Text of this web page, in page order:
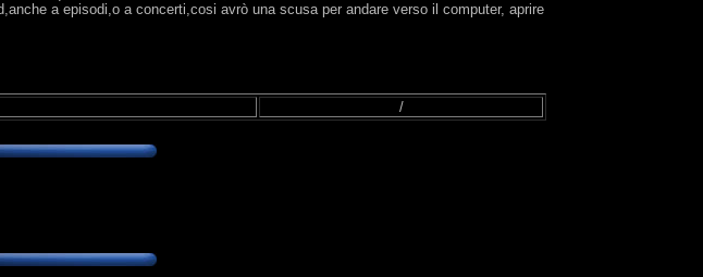
a episodi,o a concerti,cosi avrò una scusa per andare verso il computer, aprire
/